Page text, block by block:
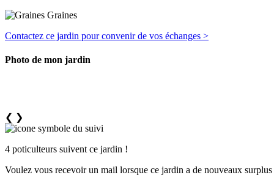
Graines
Contactez ce jardin pour convenir de vos échanges >
Photo de mon jardin
❮ ❯
4 poticulteurs suivent ce jardin !
Voulez vous recevoir un mail lorsque ce jardin a de nouveaux surplus